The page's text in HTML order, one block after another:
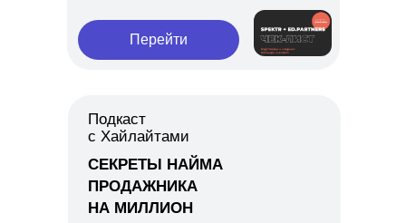
СЕКРЕТЫ НАЙМА
ПРОДАЖНИКА
НА МИЛЛИОН
Подкаст
с Хайлайтами
Перейти